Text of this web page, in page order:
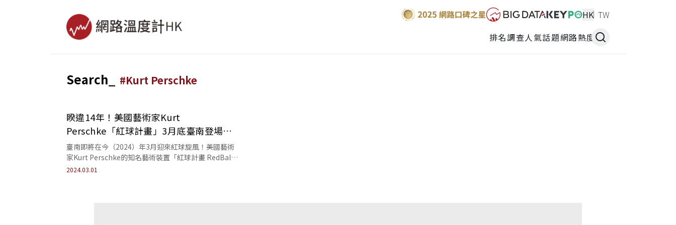
HK TW
排名調查人氣話題網路熱度
Search_ #Kurt Perschke
睽違14年！美國藝術家Kurt
Perschke「紅球計畫」3月底臺南登場 4
地點曝光
臺南即將在今（2024）年3月迎來紅球旋風！美國藝術
家Kurt Perschke的知名藝術裝置「紅球計畫 RedBall
Project」將在3...
2024.03.01